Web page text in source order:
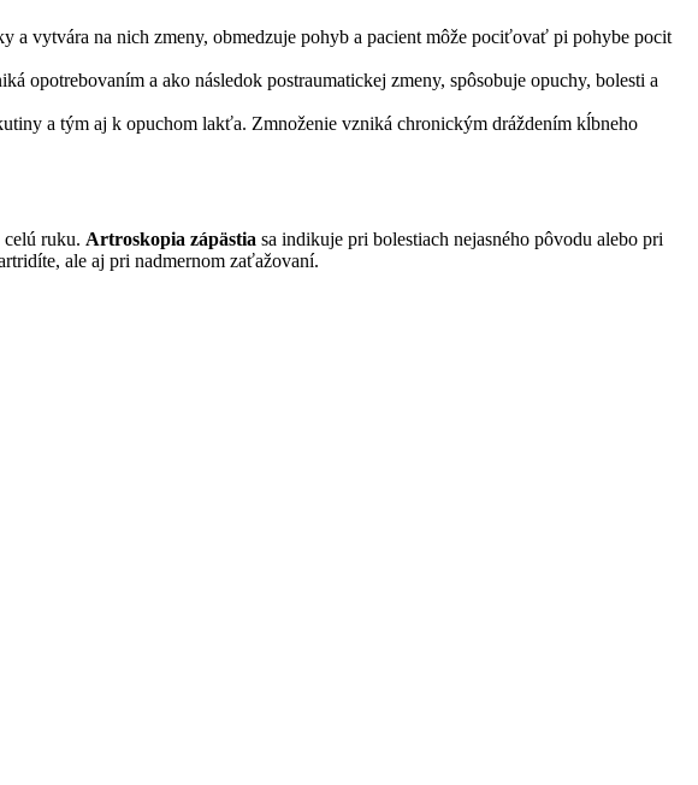
a vytvára na nich zmeny, obmedzuje pohyb a pacient môže pociťovať pi pohybe pocit
opotrebovaním a ako následok postraumatickej zmeny, spôsobuje opuchy, bolesti a
a tým aj k opuchom lakťa. Zmnoženie vzniká chronickým dráždením kĺbneho
celú ruku. Artroskopia zápästia sa indikuje pri bolestiach nejasného pôvodu alebo pri
ale aj pri nadmernom zaťažovaní.